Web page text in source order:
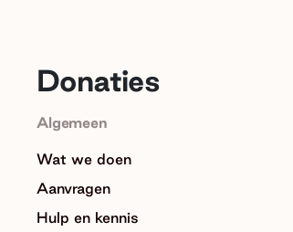
Donaties
Algemeen
Wat we doen
Aanvragen
Hulp en kennis